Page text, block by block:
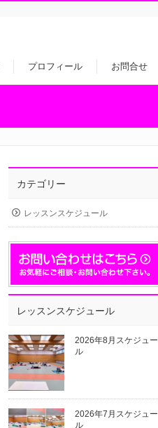
プロフィール お問合せ
カテゴリー
レッスンスケジュール
レッスンスケジュール
2026年8月スケジュー
ル
2026年7月スケジュー
ル